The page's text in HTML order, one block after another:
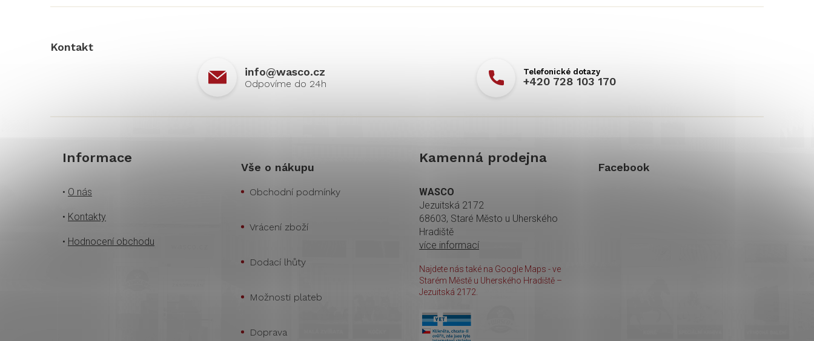
Kontakt
info@wasco.cz
+420 728 103 170
Informace
• O nás
• Kontakty
• Hodnocení obchodu
Vše o nákupu
Obchodní podmínky
Vrácení zboží
Dodací lhůty
Možnosti plateb
Doprava
Kamenná prodejna
WASCO
Jezuitská 2172
68603, Staré Město u Uherského
Hradiště
více informací
Najdete nás také na Google Maps - ve
Starém Městě u Uherského Hradiště –
Jezuitská 2172.
Facebook